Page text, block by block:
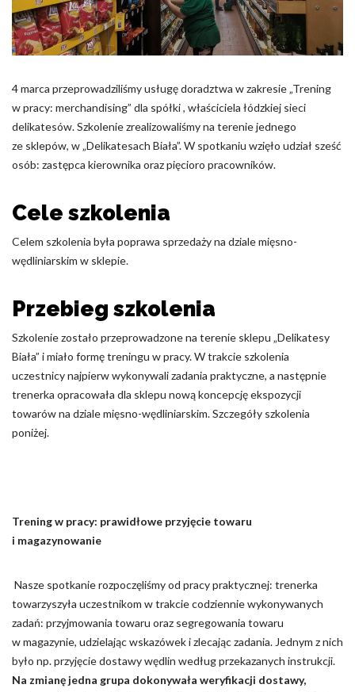
4 marca przeprowadziliśmy usługę doradztwa w zakresie „Trening
w pracy: merchandising” dla spółki , właściciela łódzkiej sieci
delikatesów. Szkolenie zrealizowaliśmy na terenie jednego
ze sklepów, w „Delikatesach Biała”. W spotkaniu wzięło udział sześć
osób: zastępca kierownika oraz pięcioro pracowników.
Cele szkolenia
Celem szkolenia była poprawa sprzedaży na dziale mięsno-
wędliniarskim w sklepie.
Przebieg szkolenia
Szkolenie zostało przeprowadzone na terenie sklepu „Delikatesy
Biała” i miało formę treningu w pracy. W trakcie szkolenia
uczestnicy najpierw wykonywali zadania praktyczne, a następnie
trenerka opracowała dla sklepu nową koncepcję ekspozycji
towarów na dziale mięsno-wędliniarskim. Szczegóły szkolenia
poniżej.
Trening w pracy: prawidłowe przyjęcie towaru
i magazynowanie
Nasze spotkanie rozpoczęliśmy od pracy praktycznej: trenerka
towarzyszyła uczestnikom w trakcie codziennie wykonywanych
zadań: przyjmowania towaru oraz segregowania towaru
w magazynie, udzielając wskazówek i zlecając zadania. Jednym z nich
było np. przyjęcie dostawy wędlin według przekazanych instrukcji.
Na zmianę jedna grupa dokonywała weryfikacji dostawy,
zapamiętanie informacji, które zmieniają wygląd lub
funkcjonowanie strony, np. preferowany język lub region, w
którym znajduje się użytkownik.
Statystyka
Statystyczne pliki cookie pomagają właścicielem stron
zachowują się na stronie, gromadząc i zgłaszając anonimowe
informacje.
Marketing
Marketingowe pliki cookie stosowane są w celu śledzenia
użytkowników na stronach internetowych. Celem jest
wydawców i reklamodawców strony trzeciej.
Nieklasyfikowane
Nieklasyfikowane pliki cookie, to pliki, które są w procesie
klasyfikowania, wraz z dostawcami poszczególnych ciasteczek.